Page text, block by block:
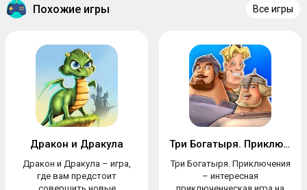
Похожие игры Все игры
Дракон и Дракула
Дракон и Дракула – игра,
где вам предстоит
Три Богатыря. Приключения
Три Богатыря. Приключения
– интересная